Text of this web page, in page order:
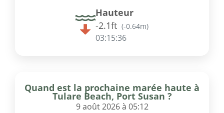
Hauteur
-2.1ft (-0.64m)
03:15:36
Quand est la prochaine marée haute à
Tulare Beach, Port Susan ?
9 août 2026 à 05:12